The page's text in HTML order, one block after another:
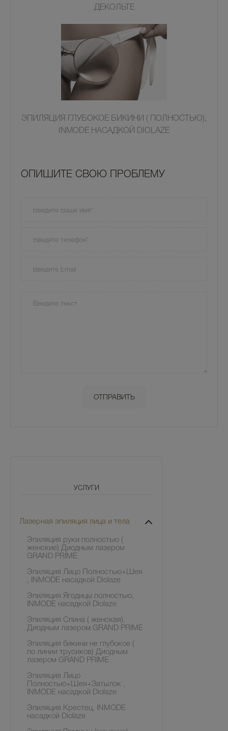
УСЛУГИ
Лазерная эпиляция лица и тела
Эпиляция руки полностью (
женские) Диодным лазером
GRAND PRIME
Эпиляция Лицо Полностью+Шея
, INMODE насадкой Diolaze
Эпиляция Ягодицы полностью,
INMODE насадкой Diolaze
Эпиляция Спина ( женская),
Диодным лазером GRAND PRIME
Эпиляция бикини не глубокое (
по линии трусиков) Диодным
лазером GRAND PRIME
Эпиляция Лицо
Полностью+Шея+Затылок ,
INMODE насадкой Diolaze
Эпиляция Крестец, INMODE
насадкой Diolaze
ДЕКОЛЬТЕ
ЭПИЛЯЦИЯ ГЛУБОКОЕ БИКИНИ ( ПОЛНОСТЬЮ),
INMODE НАСАДКОЙ DIOLAZE
OПИШИТЕ СВОЮ ПРОБЛЕМУ